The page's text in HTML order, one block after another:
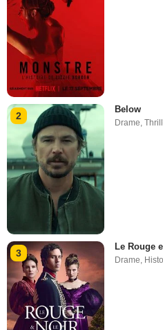
2
Below
Drame,
3
Le Rouge
Drame,